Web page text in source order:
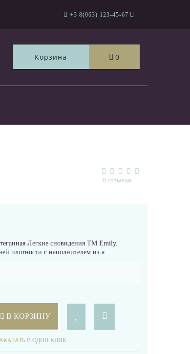
+3 8(063) 123-45-67
Корзина 0
0 отзывов
Легкие сновидения ТМ Emily.
плотности с наполнителем из а..
В КОРЗИНУ
В ОДИН КЛИК